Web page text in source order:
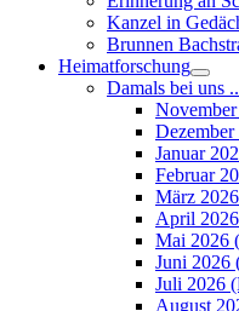
Kanzel in
Brunnen
Heimatforschung
Damals bei uns
Januar
Februar
März
April
Mai 2026
Juni 2026
Juli 2026
August